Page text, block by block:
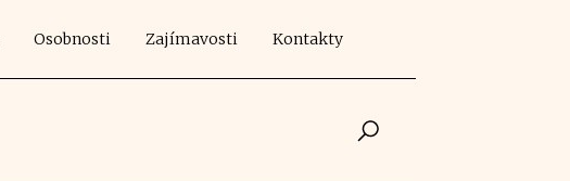
Osobnosti Zajímavosti Kontakty